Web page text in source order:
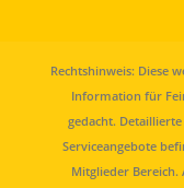
Rechtshinweis: Diese
Information für
gedacht.
Serviceangebote
Mitglieder Bereich.